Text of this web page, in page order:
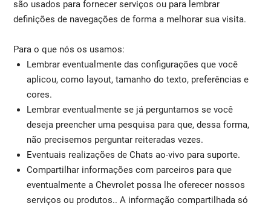
são usados para fornecer serviços ou para lembrar
definições de navegações de forma a melhorar sua visita.
Para o que nós os usamos:
Lembrar eventualmente das configurações que você
aplicou, como layout, tamanho do texto, preferências e
cores.
Lembrar eventualmente se já perguntamos se você
deseja preencher uma pesquisa para que, dessa forma,
não precisemos perguntar reiteradas vezes.
Eventuais realizações de Chats ao-vivo para suporte.
Compartilhar informações com parceiros para que
eventualmente a Chevrolet possa lhe oferecer nossos
serviços ou produtos.. A informação compartilhada só